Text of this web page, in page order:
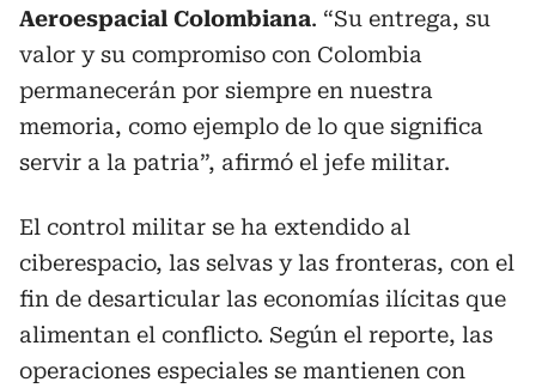
Aeroespacial Colombiana. “Su entrega, su
valor y su compromiso con Colombia
permanecerán por siempre en nuestra
memoria, como ejemplo de lo que significa
servir a la patria”, afirmó el jefe militar.
El control militar se ha extendido al
ciberespacio, las selvas y las fronteras, con el
fin de desarticular las economías ilícitas que
alimentan el conflicto. Según el reporte, las
operaciones especiales se mantienen con